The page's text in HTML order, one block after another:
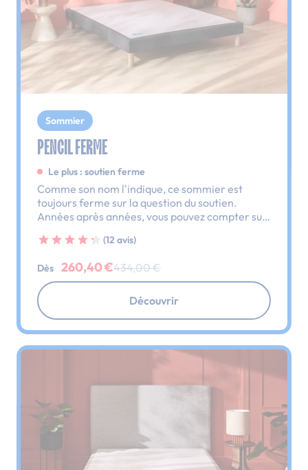
Sommier
PENCIL FERME
Le plus : soutien ferme
Comme son nom l'indique, ce sommier est
toujours ferme sur la question du soutien.
Années après années, vous pouvez compter sur
(12 avis)
Dès 260,40 €434,00 €
Découvrir